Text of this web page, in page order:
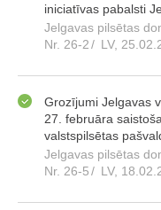
iniciatīvas pabalsti
Jelgavas pilsētas
Nr. 26-2/ LV,
Grozījumi Jelgavas
27. februāra
valstspilsētas
Jelgavas pilsētas
Nr. 26-5/ LV,